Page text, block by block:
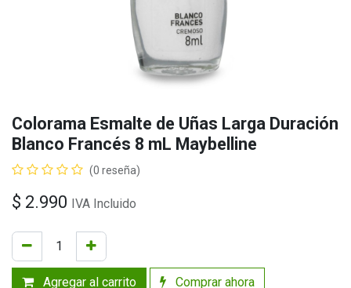
Colorama Esmalte de Uñas Larga Duración
Blanco Francés 8 mL Maybelline
(0 reseña)
$ 2.990 IVA Incluido
Agregar al carrito Comprar ahora